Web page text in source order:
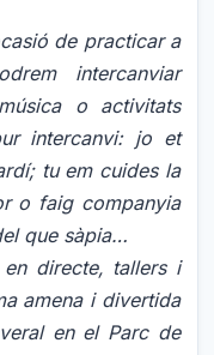
de practicar a
intercanviar
o activitats
intercanvi: jo et
tu em cuides la
o faig companyia
que sàpia…
directe, tallers i
amena i divertida
en el Parc de